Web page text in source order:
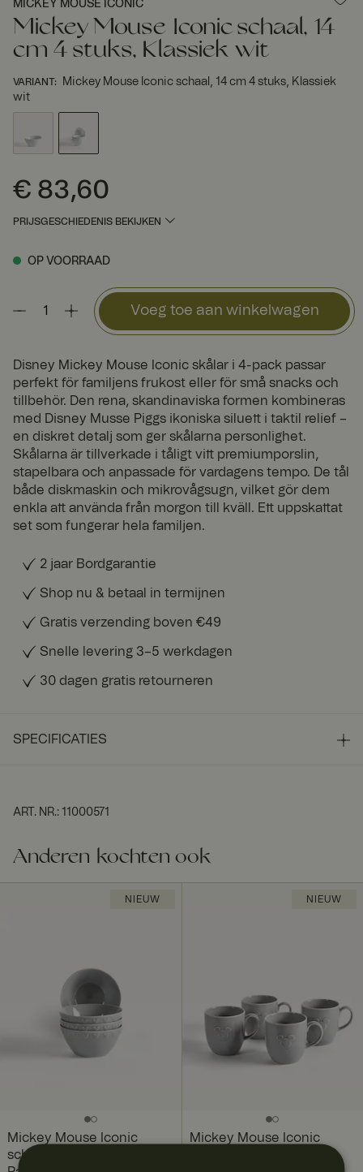
MICKEY MOUSE ICONIC
Mickey Mouse Iconic schaal, 14
cm 4 stuks, Klassiek wit
VARIANT:
Mickey Mouse Iconic schaal, 14 cm 4 stuks, Klassiek
wit
Prijs :€ 83,60
€ 83,60
PRIJSGESCHIEDENIS BEKIJKEN
OP VOORRAAD
Voeg toe aan winkelwagen
Disney Mickey Mouse Iconic skålar i 4-pack passar
perfekt för familjens frukost eller för små snacks och
tillbehör. Den rena, skandinaviska formen kombineras
med Disney Musse Piggs ikoniska siluett i taktil relief –
en diskret detalj som ger skålarna personlighet.
Skålarna är tillverkade i tåligt vitt premiumporslin,
stapelbara och anpassade för vardagens tempo. De tål
både diskmaskin och mikrovågsugn, vilket gör dem
enkla att använda från morgon till kväll. Ett uppskattat
set som fungerar hela familjen.
2 jaar Bordgarantie
Shop nu & betaal in termijnen
Gratis verzending boven €49
Snelle levering 3–5 werkdagen
30 dagen gratis retourneren
SPECIFICATIES
ART. NR.: 11000571
Anderen kochten ook
NIEUW
Mickey Mouse Iconic
schaal, 14 cm 4 stuks,
NIEUW
Mickey Mouse Iconic